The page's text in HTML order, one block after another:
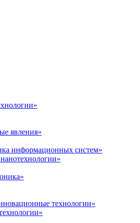
явления»
информационных систем»
технологии»